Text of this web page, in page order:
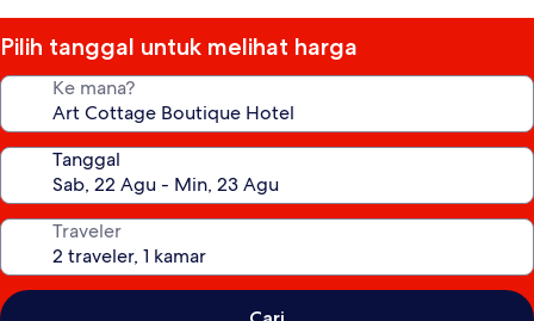
Pilih tanggal untuk melihat harga
Ke mana?
Tanggal
Traveler